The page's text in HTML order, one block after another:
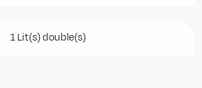
1 Lit(s) double(s)